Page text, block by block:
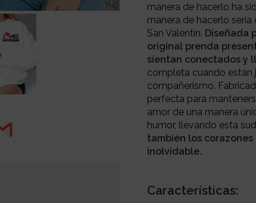
manera de hacerlo ha
manera de hacerlo
San Valentín. Diseñada
original prenda
sientan conectados y
completa cuando están
compañerismo.
perfecta para
amor de una manera
humor, llevando esta
también los
inolvidable.
Características: